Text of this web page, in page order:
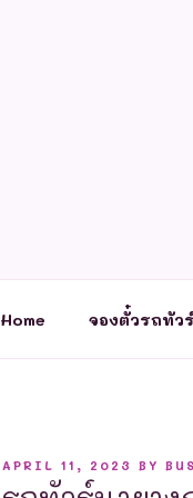
Home จองตั๋วรถทัว
POSTED
APRIL 11, 2023 BY BUS